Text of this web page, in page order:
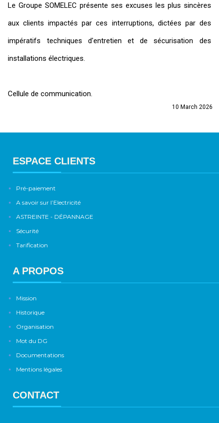
Le Groupe SOMELEC présente ses excuses les plus sincères
aux clients impactés par ces interruptions, dictées par des
impératifs techniques d'entretien et de sécurisation des
installations électriques.
Cellule de communication.
10 March 2026
ESPACE CLIENTS
Pré-paiement
A savoir sur l’Electricité
ASTREINTE - DÉPANNAGE
Sécurité
Tarification
A PROPOS
Mission
Historique
Organisation
Mot du DG
Documentations
Mentions légales
CONTACT